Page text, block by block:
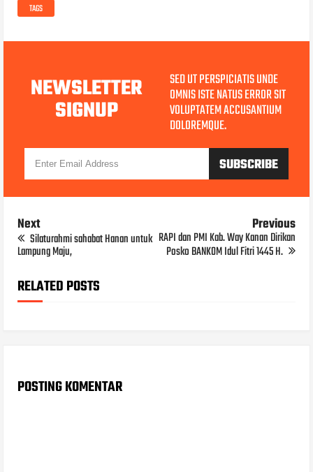
TAGS
NEWSLETTER
SIGNUP
SED UT PERSPICIATIS UNDE
OMNIS ISTE NATUS ERROR SIT
VOLUPTATEM ACCUSANTIUM
DOLOREMQUE.
Next
Silaturahmi sahabat Hanan untuk
Lampung Maju,
Previous
RAPI dan PMI Kab. Way Kanan Dirikan
Posko BANKOM Idul Fitri 1445 H.
RELATED POSTS
POSTING KOMENTAR